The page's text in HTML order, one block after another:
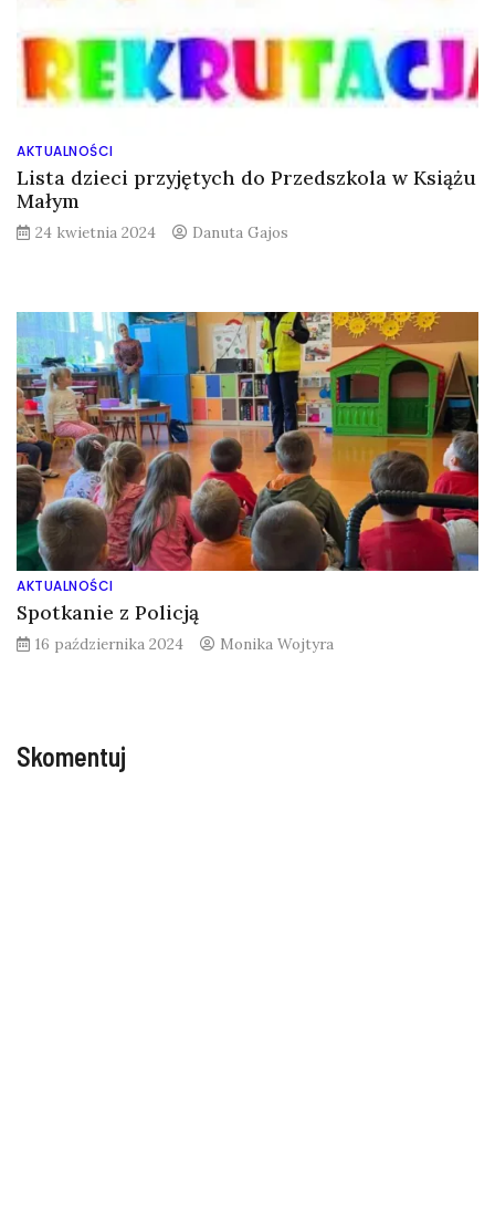
AKTUALNOŚCI
Lista dzieci przyjętych do Przedszkola w Książu
Małym
24 kwietnia 2024 Danuta Gajos
AKTUALNOŚCI
Spotkanie z Policją
16 października 2024 Monika Wojtyra
Skomentuj